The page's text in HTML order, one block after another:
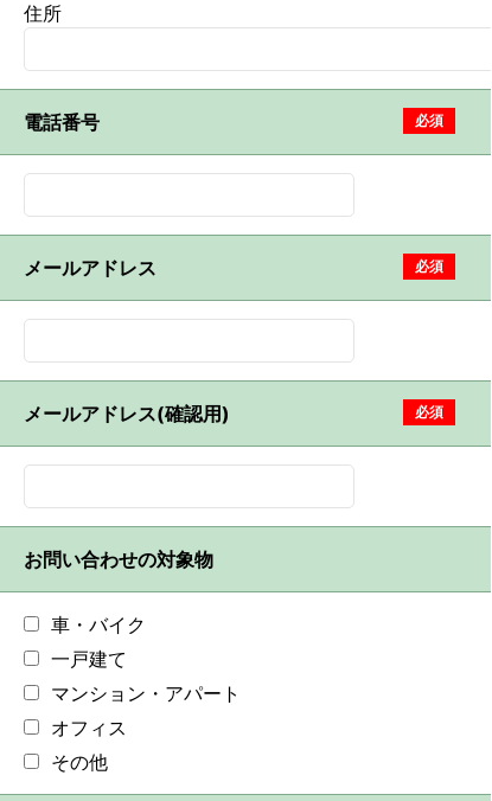
住所
必須
電話番号
必須
メールアドレス
必須
メールアドレス(確認用)
お問い合わせの対象物
車・バイク
一戸建て
マンション・アパート
オフィス
その他